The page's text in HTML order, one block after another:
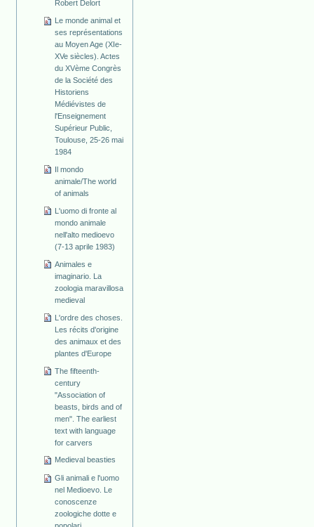
Robert Delort
Le monde animal et
ses représentations
au Moyen Age (XIe-
XVe siècles). Actes
du XVème Congrès
de la Société des
Historiens
Médiévistes de
l'Enseignement
Supérieur Public,
Toulouse, 25-26 mai
1984
Il mondo
animale/The world
of animals
L'uomo di fronte al
mondo animale
nell'alto medioevo
(7-13 aprile 1983)
Animales e
imaginario. La
zoologia maravillosa
medieval
L'ordre des choses.
Les récits d'origine
des animaux et des
plantes d'Europe
The fifteenth-
century
"Association of
beasts, birds and of
men". The earliest
text with language
for carvers
Medieval beasties
Gli animali e l'uomo
nel Medioevo. Le
conoscenze
zoologiche dotte e